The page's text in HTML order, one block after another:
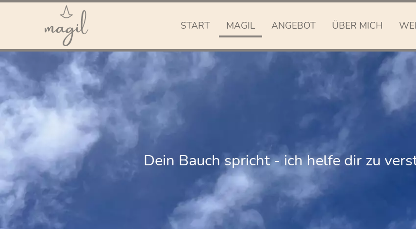
START MAGIL ANGEBOT ÜBER MICH
Dein Bauch spricht - ich helfe dir zu